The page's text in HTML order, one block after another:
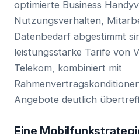
optimierte Business
Nutzungsverhalten,
Datenbedarf abgestimmt
leistungsstarke Tarife von
Telekom, kombiniert mit
Angebote deutlich
Eine